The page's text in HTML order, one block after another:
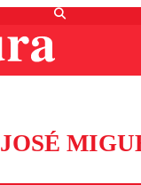
JOSÉ